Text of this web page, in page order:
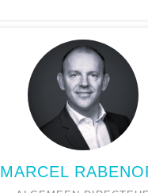
MARCEL